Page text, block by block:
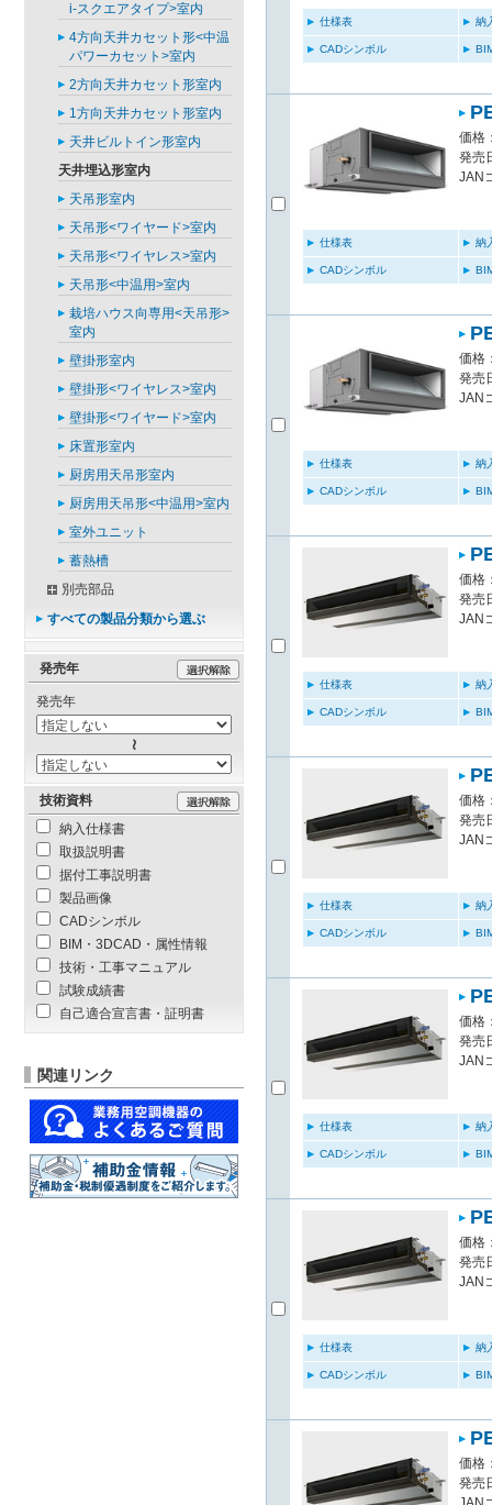
仕様表 納
CADシンボル
価格
発売
JAN
仕様表 納
CADシンボル
価格
発売
JAN
仕様表 納
CADシンボル
価格
発売
JAN
仕様表 納
CADシンボル
価格
発売
JAN
仕様表 納
CADシンボル
価格
発売
JAN
仕様表 納
CADシンボル
価格
発売
JAN
仕様表 納
CADシンボル
価格
発売
i-スクエアタイプ>室内
4方向天井カセット形<中温
パワーカセット>室内
2方向天井カセット形室内
1方向天井カセット形室内
天井ビルトイン形室内
天井埋込形室内
天吊形室内
天吊形<ワイヤード>室内
天吊形<ワイヤレス>室内
天吊形<中温用>室内
栽培ハウス向専用<天吊形>
室内
壁掛形室内
壁掛形<ワイヤレス>室内
壁掛形<ワイヤード>室内
床置形室内
厨房用天吊形室内
厨房用天吊形<中温用>室内
室外ユニット
蓄熱槽
別売部品
すべての製品分類から選ぶ
発売年
発売年
技術資料
納入仕様書
取扱説明書
据付工事説明書
製品画像
CADシンボル
BIM・3DCAD・属性情報
技術・工事マニュアル
試験成績書
自己適合宣言書・証明書
関連リンク